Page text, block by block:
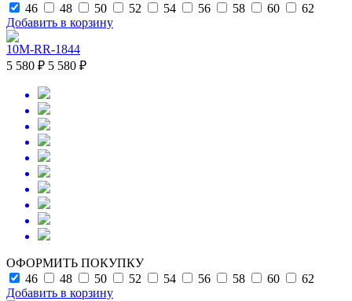
46
48 50 52 54 56 58 60
62
Добавить в корзину
10M-RR-1844
5 580 ₽ 5 580 ₽
ОФОРМИТЬ ПОКУПКУ
46
48 50 52 54 56 58 60
62
Добавить в корзину